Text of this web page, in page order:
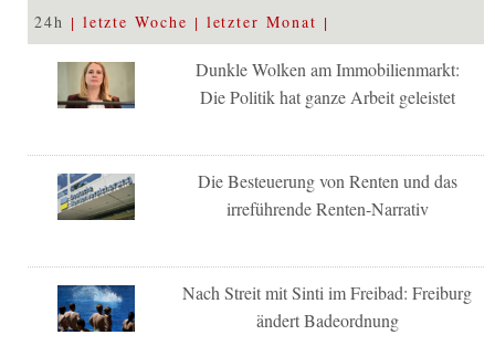
24h letzte Woche letzter Monat
Dunkle Wolken am Immobilienmarkt:
Die Politik hat ganze Arbeit geleistet
Die Besteuerung von Renten und das
irreführende Renten-Narrativ
Nach Streit mit Sinti im Freibad: Freiburg
ändert Badeordnung